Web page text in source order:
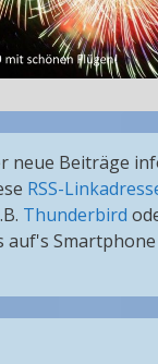
neue Beiträge
RSS-
Thunderbird
auf's